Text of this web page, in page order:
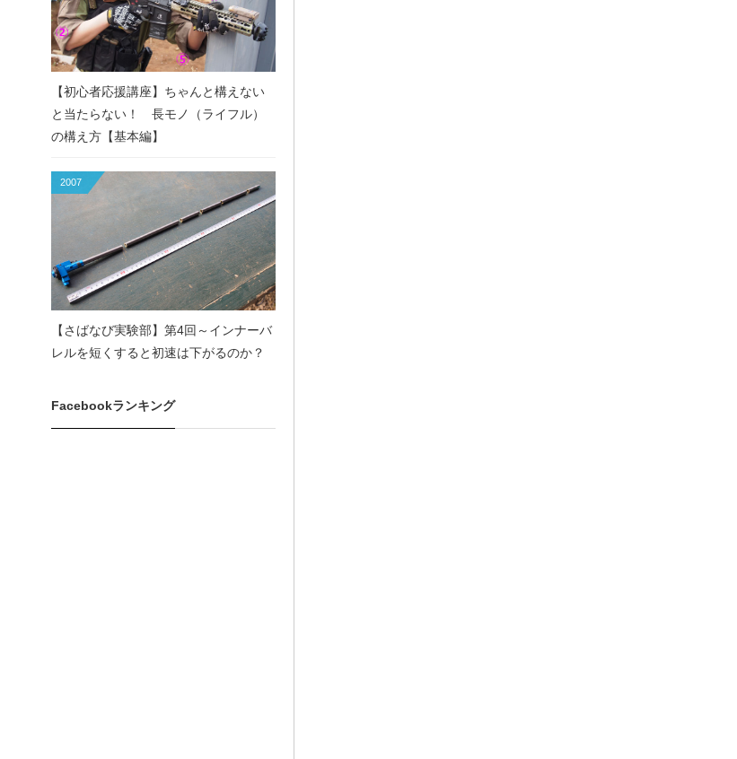
【初心者応援講座】ちゃんと構えない
と当たらない！ 長モノ（ライフル）
の構え方【基本編】
2007
【さばなび実験部】第4回～インナーバ
レルを短くすると初速は下がるのか？
Facebookランキング